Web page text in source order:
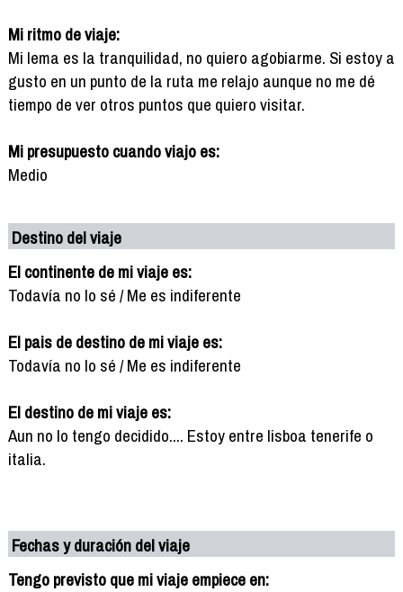
Mi ritmo de viaje:
Mi lema es la tranquilidad, no quiero agobiarme. Si estoy a
gusto en un punto de la ruta me relajo aunque no me dé
tiempo de ver otros puntos que quiero visitar.
Mi presupuesto cuando viajo es:
Medio
Destino del viaje
El continente de mi viaje es:
Todavía no lo sé / Me es indiferente
El pais de destino de mi viaje es:
Todavía no lo sé / Me es indiferente
El destino de mi viaje es:
Aun no lo tengo decidido.... Estoy entre lisboa tenerife o
italia.
Fechas y duración del viaje
Tengo previsto que mi viaje empiece en: